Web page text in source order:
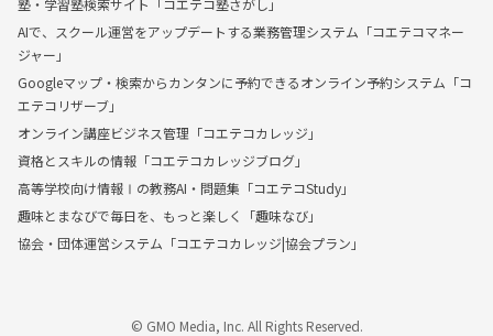
AIで、スクール運営をアップデートする業務管理システム「コエテコマネー
ジャー」
Googleマップ・検索からカンタンに予約できるオンライン予約システム「コ
エテコリザーブ」
オンライン講座ビジネス管理「コエテコカレッジ」
資格とスキルの情報「コエテコカレッジブログ」
高等学校向け情報Ⅰの教務AI・問題集「コエテコStudy」
趣味とまなびで毎日を、もっと楽しく「趣味なび」
協会・団体運営システム「コエテコカレッジ|協会プラン」
© GMO Media, Inc. All Rights Reserved.